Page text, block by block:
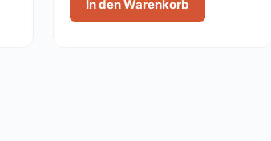
In den Warenkorb